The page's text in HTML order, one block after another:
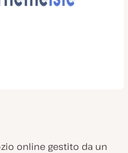
online gestito da un